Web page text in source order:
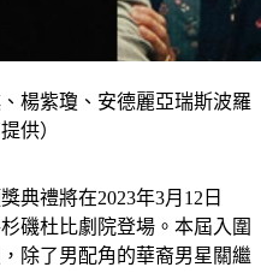
楊紫瓊、安德麗亞瑞斯波羅
供）
典禮將在2023年3月12日
磯杜比劇院登場。本屆入圍
除了男配角的華裔男星關繼